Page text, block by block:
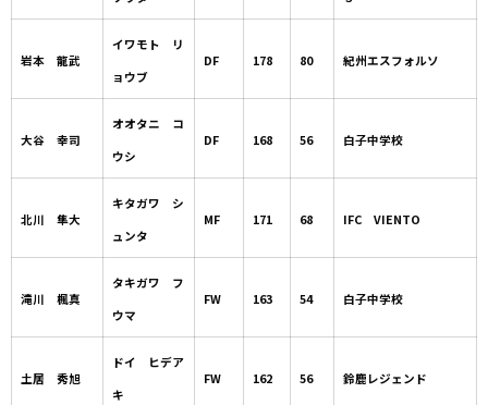
岩本 龍武
イワモト リ
ョウブ
DF 178 80 紀州エスフォルソ
大谷 幸司
オオタニ コ
ウシ
DF 168 56 白子中学校
北川 隼大
キタガワ シ
ュンタ
MF 171 68 IFC VIENTO
滝川 楓真
タキガワ フ
ウマ
FW 163 54 白子中学校
土居 秀旭
ドイ ヒデア
キ
FW 162 56 鈴鹿レジェンド